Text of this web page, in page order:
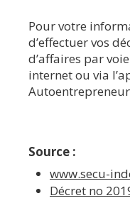
Pour votre
d’effectuer vos
d’affaires par
internet ou via
Source :
www.secu-
Décret no